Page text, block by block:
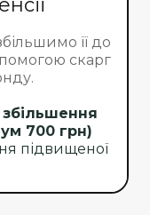
її до
скарг
збільшення
700 грн)
підвищеної